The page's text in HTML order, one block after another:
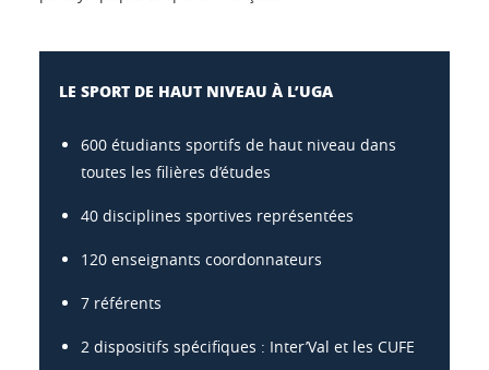
LE SPORT DE HAUT NIVEAU À L’UGA
600 étudiants sportifs de haut niveau dans
toutes les filières d’études
40 disciplines sportives représentées
120 enseignants coordonnateurs
7 référents
2 dispositifs spécifiques : Inter’Val et les CUFE